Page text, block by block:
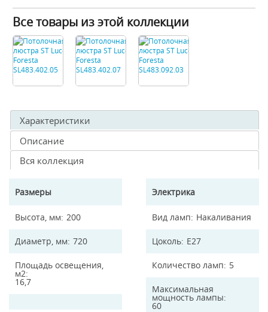
Все товары из этой коллекции
Характеристики
Описание
Вся коллекция
Размеры
Высота, мм 200
Диаметр, мм 720
Площадь освещения,
м2
16,7
Электрика
Вид ламп Накаливания
Цоколь E27
Количество ламп 5
Максимальная
мощность лампы
60